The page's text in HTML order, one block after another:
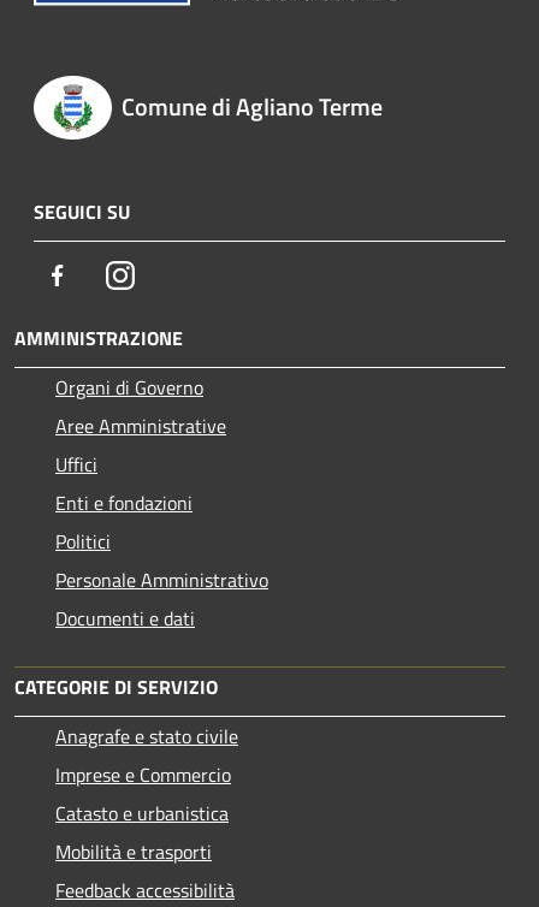
Comune di Agliano Terme
SEGUICI SU
FacebookInstagram
AMMINISTRAZIONE
Organi di Governo
Aree Amministrative
Uffici
Enti e fondazioni
Politici
Personale Amministrativo
Documenti e dati
CATEGORIE DI SERVIZIO
Anagrafe e stato civile
Imprese e Commercio
Catasto e urbanistica
Mobilità e trasporti
Feedback accessibilità